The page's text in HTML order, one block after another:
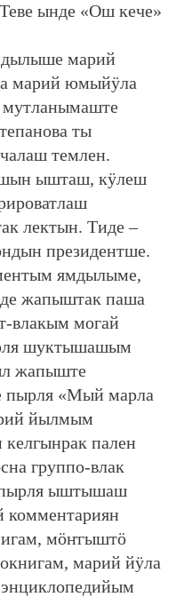
ынде «Ош кече»
марий
марий юмыйӱла
мутланымаште
ты
темлен.
ышташ, кӱлеш
лектын. Тиде –
президентше.
ямдылыме,
жапыштак паша
влакым могай
шуктышашым
жапыште
пырля «Мый марла
йылмым
пален
группо-влак
ыштышаш
комментариян
мӧҥгыштӧ
марий йӱла